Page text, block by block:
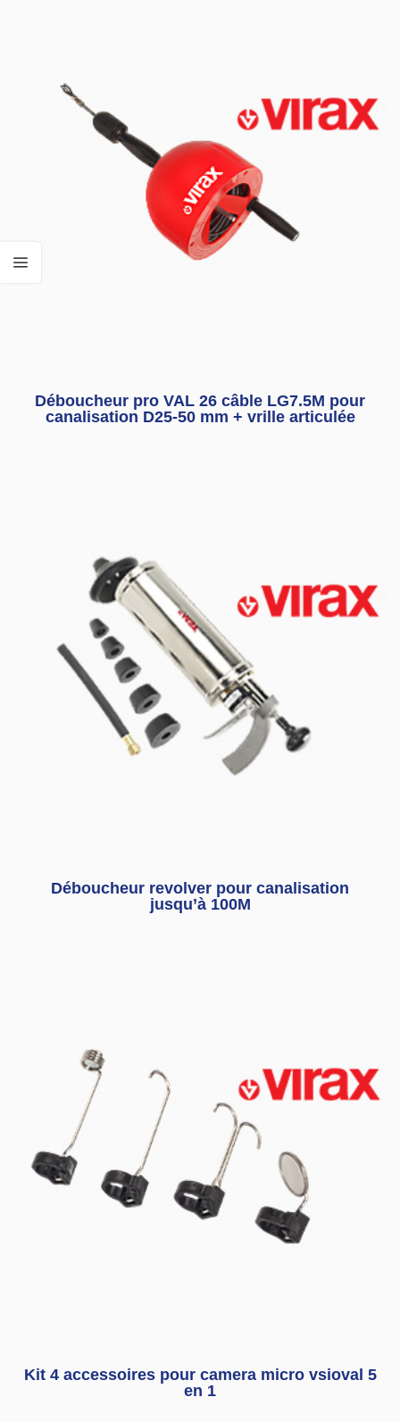
Déboucheur pro VAL 26 câble LG7.5M pour
canalisation D25-50 mm + vrille articulée
Déboucheur revolver pour canalisation
jusqu’à 100M
Kit 4 accessoires pour camera micro vsioval 5
en 1